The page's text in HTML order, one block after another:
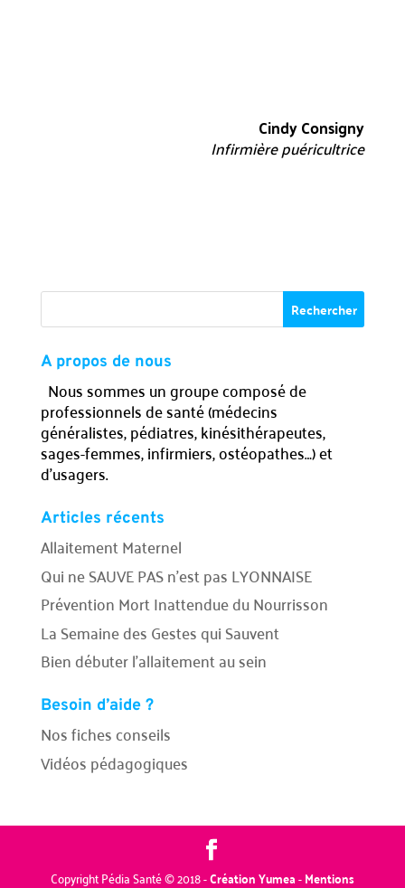
Cindy Consigny
Infirmière puéricultrice
A propos de nous
Nous sommes un groupe composé de
professionnels de santé (médecins
généralistes, pédiatres, kinésithérapeutes,
sages-femmes, infirmiers, ostéopathes…) et
d’usagers.
Articles récents
Allaitement Maternel
Qui ne SAUVE PAS n’est pas LYONNAISE
Prévention Mort Inattendue du Nourrisson
La Semaine des Gestes qui Sauvent
Bien débuter l’allaitement au sein
Besoin d’aide ?
Nos fiches conseils
Vidéos pédagogiques
Copyright Pédia Santé © 2018 -Création Yumea-Mentions